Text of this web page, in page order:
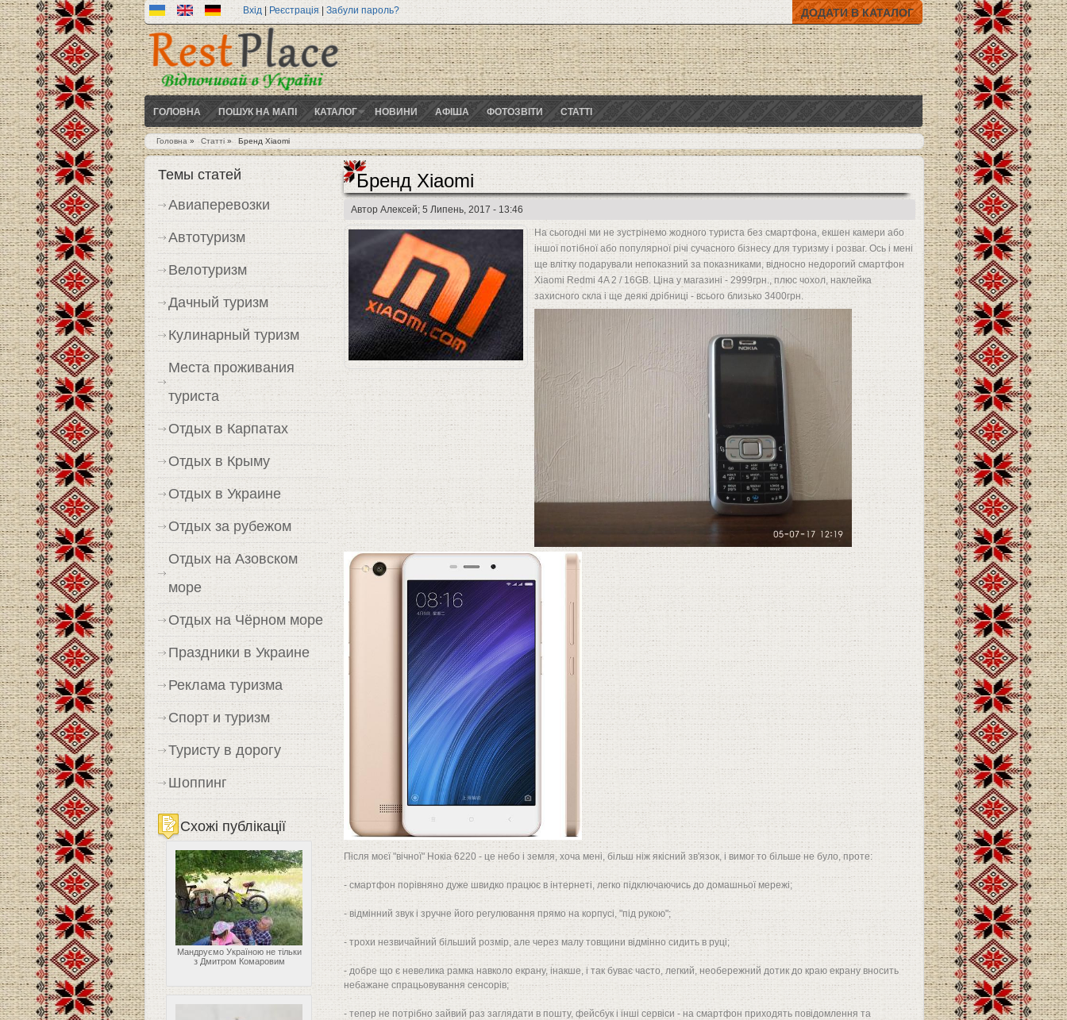
Вхід | Реєстрація|Забули пароль? ДОДАТИ В КАТАЛОГ
ГОЛОВНА ПОШУК НА МАПІ КАТАЛОГ НОВИНИ АФІША ФОТОЗВІТИ СТАТТІ
Ви є тут
Головна» Статті » Бренд Xiaomi
Бренд Xiaomi
Автор Алексей; 5 Липень, 2017 - 13:46
На сьогодні ми не зустрінемо жодного туриста без смартфона, екшен камери або
іншої потібної або популярної річі сучасного бізнесу для туризму і розваг. Ось і мені
ще влітку подарували непоказний за показниками, відносно недорогий смартфон
Xiaomi Redmi 4A 2 / 16GB. Ціна у магазині - 2999грн., плюс чохол, наклейка
захисного скла і ще деякі дрібниці - всього близько 3400грн.
Після моєї "вічної" Нокіа 6220 - це небо і земля, хоча мені, більш ніж якісний зв'язок, і вимог то більше не було, проте:
- смартфон порівняно дуже швидко працює в інтернеті, легко підключаючись до домашньої мережі;
- відмінний звук і зручне його регулювання прямо на корпусі, "під рукою";
- трохи незвичайний більший розмір, але через малу товщини відмінно сидить в руці;
- добре що є невелика рамка навколо екрану, інакше, і так буває часто, легкий, необережний дотик до краю екрану вносить
небажане спрацьовування сенсорів;
- тепер не потрібно зайвий раз заглядати в пошту, фейсбук і інші сервіси - на смартфон приходять повідомлення та
Темы статей
Авиаперевозки
Автотуризм
Велотуризм
Дачный туризм
Кулинарный туризм
Места проживания
туриста
Отдых в Карпатах
Отдых в Крыму
Отдых в Украине
Отдых за рубежом
Отдых на Азовском
море
Отдых на Чёрном море
Праздники в Украине
Реклама туризма
Спорт и туризм
Туристу в дорогу
Шоппинг
Схожі публікації
Мандруємо Україною не тільки
з Дмитром Комаровим